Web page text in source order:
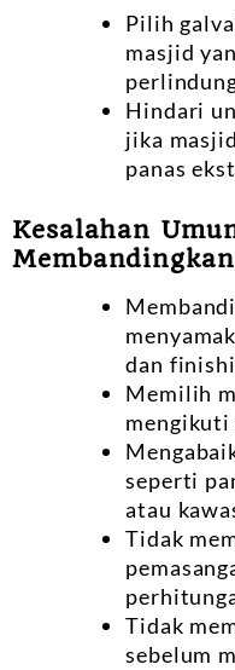
Pilih
masjid
Hindari
jika
panas
Kesalahan
dan
Memilih
seperti
atau
Tidak
Tidak
sebelum